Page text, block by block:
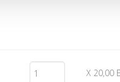
X 20,00